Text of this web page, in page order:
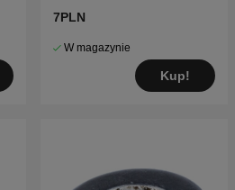
7PLN
W magazynie
Kup!